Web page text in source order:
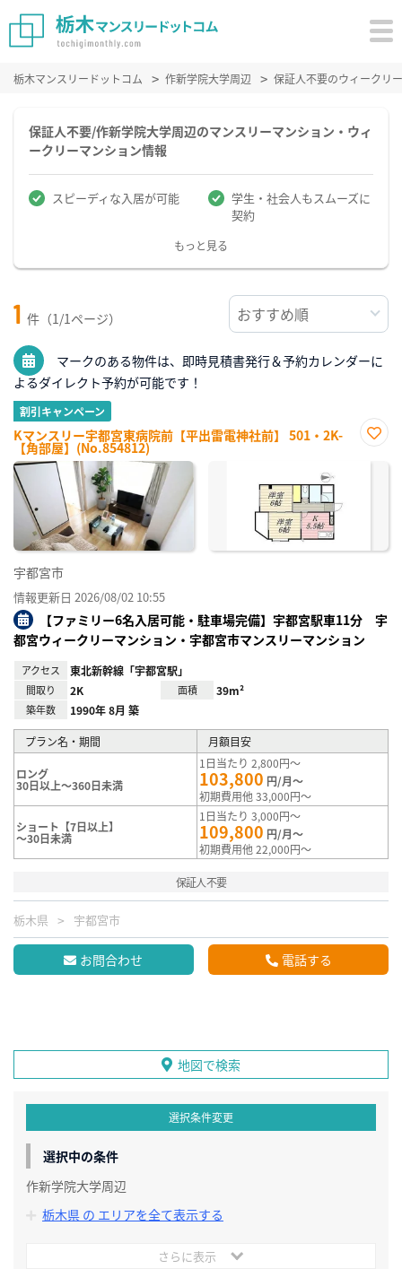
栃木マンスリードットコム 作新学院大学周辺 保証人不要のウィークリ
保証人不要/作新学院大学周辺のマンスリーマンション・ウィ
ークリーマンション情報
スピーディな入居が可能
学生・社会人もスムーズに
契約
もっと見る
1 件（1/1ページ）
マークのある物件は、即時見積書発行＆予約カレンダーに
よるダイレクト予約が可能です！
割引キャンペーン
Kマンスリー宇都宮東病院前【平出雷電神社前】 501・2K-
【角部屋】(No.854812)
に入
宇都宮市
情報更新日 2026/08/02 10:55
【ファミリー6名入居可能・駐車場完備】宇都宮駅車11分 宇
都宮ウィークリーマンション・宇都宮市マンスリーマンション
アクセス 東北新幹線「宇都宮駅」
間取り 2K 面積 39m²
築年数 1990年 8月 築
プラン名・期間 月額目安
ロング
30日以上～360日未満
1日当たり 2,800円～
103,800 円/月～
初期費用他 33,000円～
ショート【7日以上】
～30日未満
1日当たり 3,000円～
109,800 円/月～
初期費用他 22,000円～
保証人不要
栃木県 宇都宮市
お問合わせ 電話する
地図で検索
選択条件変更
選択中の条件
作新学院大学周辺
栃木県 の エリアを全て表示する
さらに表示